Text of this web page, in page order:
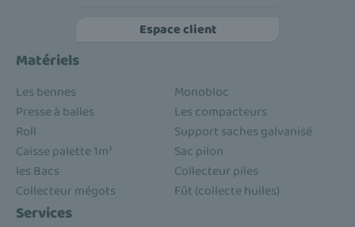
Espace client
Matériels
Les bennes
Monobloc
Presse à balles
Les compacteurs
Roll
Support saches galvanisé
Caisse palette 1m³
Sac pilon
les Bacs
Collecteur piles
Collecteur mégots
Fût (collecte huiles)
Services